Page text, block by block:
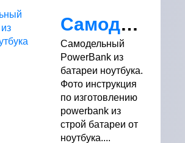
Самодельный PowerBank из батареи ноутбука
Самодельный
PowerBank из
батареи ноутбука.
Фото инструкция
по изготовлению
powerbank из
строй батареи от
ноутбука....